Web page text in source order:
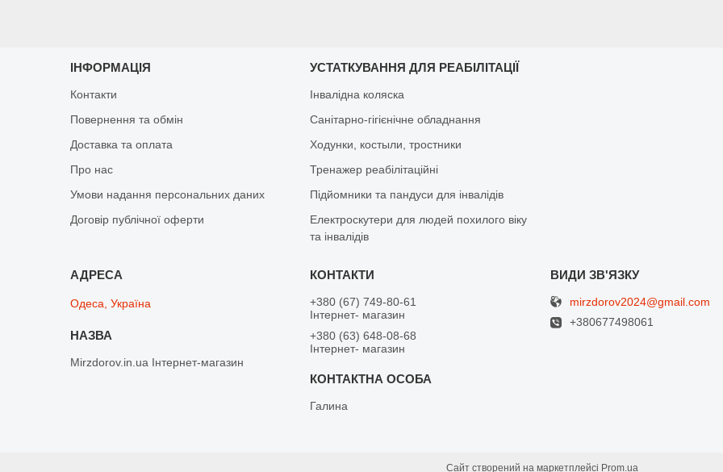
ІНФОРМАЦІЯ
Контакти
Повернення та обмін
Доставка та оплата
Про нас
Умови надання персональних даних
Договір публічної оферти
УСТАТКУВАННЯ ДЛЯ РЕАБІЛІТАЦІЇ
Інвалідна коляска
Санітарно-гігієнічне обладнання
Ходунки, костыли, тростники
Тренажер реабілітаційні
Підйомники та пандуси для інвалідів
Електроскутери для людей похилого віку
та інвалідів
Одеса, Україна
Mirzdorov.in.ua Інтернет-магазин
+380 (67) 749-80-61
Інтернет- магазин
+380 (63) 648-08-68
Інтернет- магазин
Галина
mirzdorov2024@gmail.com
+380677498061
Сайт створений на маркетплейсі Prom.ua